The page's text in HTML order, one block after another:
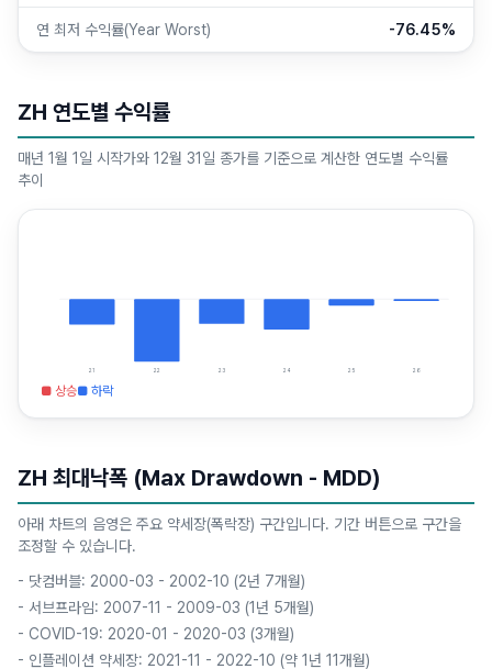
연 최저 수익률(Year Worst) -76.45%
ZH 연도별 수익률
매년 1월 1일 시작가와 12월 31일 종가를 기준으로 계산한 연도별 수익률
추이
21 22 23 24 25 26
■ 상승■ 하락
ZH 최대낙폭 (Max Drawdown - MDD)
아래 차트의 음영은 주요 약세장(폭락장) 구간입니다. 기간 버튼으로 구간을
조정할 수 있습니다.
- 닷컴버블: 2000-03 - 2002-10 (2년 7개월)
- 서브프라임: 2007-11 - 2009-03 (1년 5개월)
- COVID-19: 2020-01 - 2020-03 (3개월)
- 인플레이션 약세장: 2021-11 - 2022-10 (약 1년 11개월)